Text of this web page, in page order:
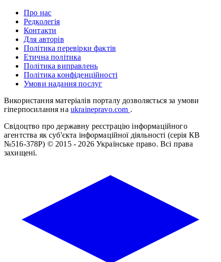
Про нас
Редколегія
Контакти
Для авторів
Політика перевірки фактів
Етична політика
Політика виправлень
Політика конфіденційності
Умови надання послуг
Використання матеріалів порталу дозволяється за умови
гіперпосилання на ukrainepravo.com .
Свідоцтво про державну реєстрацію інформаційного
агентства як суб'єкта інформаційної діяльності (серія КВ
№516-378Р) © 2015 - 2026 Українське право. Всі права
захищені.